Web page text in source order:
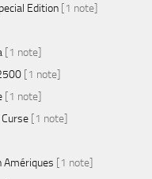
Edition [1 note]
[1 note]
[1 note]
[1 note]
[1 note]
Amériques [1 note]